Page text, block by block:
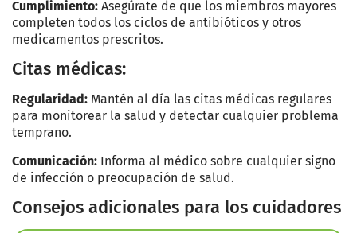
Cumplimiento: Asegúrate de que los miembros mayores
completen todos los ciclos de antibióticos y otros
medicamentos prescritos.
Citas médicas:
Regularidad: Mantén al día las citas médicas regulares
para monitorear la salud y detectar cualquier problema
temprano.
Comunicación: Informa al médico sobre cualquier signo
de infección o preocupación de salud.
Consejos adicionales para los cuidadores